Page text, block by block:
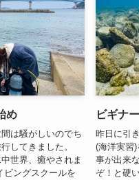
め
は騒がしいのでち
してきました。
世界、癒やされま
ビングスクールを
ビギナ
昨日に引
(海洋実習
事が出来
ぞ！と硬